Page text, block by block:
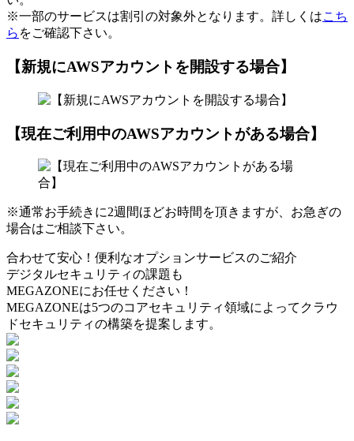
※一部のサービスは割引の対象外となります。詳しくはこち
ら をご確認下さい。
【新規にAWSアカウントを開設する場合】
【現在ご利用中のAWSアカウントがある場合】
※通常お手続きに2週間ほどお時間を頂きますが、お急ぎの
場合はご相談下さい。
合わせて安心！便利なオプションサービスのご紹介
デジタルセキュリティの課題も
MEGAZONEにお任せください！
MEGAZONEは5つのコアセキュリティ領域によってクラウ
ドセキュリティの構築を提案します。